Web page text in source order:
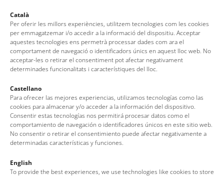
Català
Per oferir les millors experiències, utilitzem tecnologies com les cookies
per emmagatzemar i/o accedir a la informació del dispositiu. Acceptar
aquestes tecnologies ens permetrà processar dades com ara el
comportament de navegació o identificadors únics en aquest lloc web. No
acceptar-les o retirar el consentiment pot afectar negativament
determinades funcionalitats i característiques del lloc.
Castellano
Para ofrecer las mejores experiencias, utilizamos tecnologías como las
cookies para almacenar y/o acceder a la información del dispositivo.
Consentir estas tecnologías nos permitirá procesar datos como el
comportamiento de navegación o identificadores únicos en este sitio web.
No consentir o retirar el consentimiento puede afectar negativamente a
determinadas características y funciones.
English
To provide the best experiences, we use technologies like cookies to store
FESTIVALS, TRADITIONS AND LEGENDS